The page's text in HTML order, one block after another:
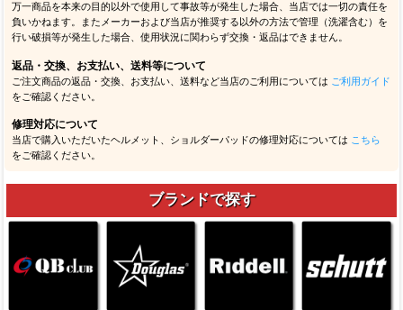
万一商品を本来の目的以外で使用して事故等が発生した場合、当店では一切の責任を
負いかねます。またメーカーおよび当店が推奨する以外の方法で管理（洗濯含む）を
行い破損等が発生した場合、使用状況に関わらず交換・返品はできません。
返品・交換、お支払い、送料等について
ご注文商品の返品・交換、お支払い、送料など当店のご利用については ご利用ガイド
をご確認ください。
修理対応について
当店で購入いただいたヘルメット、ショルダーパッドの修理対応については こちら
をご確認ください。
ブランドで探す